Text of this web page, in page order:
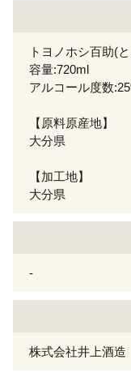
トヨノホシ百助(
容量:720ml
アルコール度数
【原料原産地】
大分県
【加工地】
大分県
-
株式会社井上酒造